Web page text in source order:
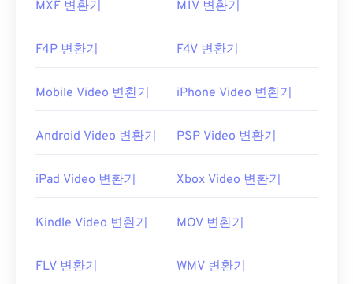
MXF 변환기 M1V 변환기
F4P 변환기 F4V 변환기
Mobile Video 변환기 iPhone Video 변환기
Android Video 변환기 PSP Video 변환기
iPad Video 변환기 Xbox Video 변환기
Kindle Video 변환기 MOV 변환기
FLV 변환기 WMV 변환기